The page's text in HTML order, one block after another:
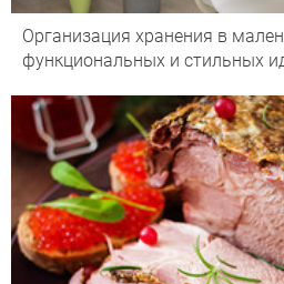
Организация хранения в
функциональных и стильных